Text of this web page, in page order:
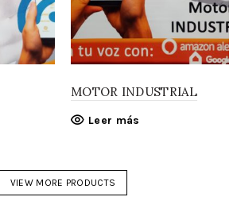
MOTOR INDUSTRIAL
Leer más
VIEW MORE PRODUCTS